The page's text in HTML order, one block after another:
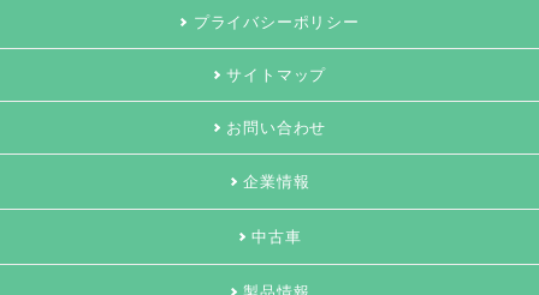
プライバシーポリシー
サイトマップ
お問い合わせ
企業情報
中古車